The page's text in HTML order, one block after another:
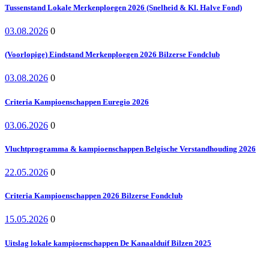
Tussenstand Lokale Merkenploegen 2026 (Snelheid & Kl. Halve Fond)
03.08.2026 0
(Voorlopige) Eindstand Merkenploegen 2026 Bilzerse Fondclub
03.08.2026 0
Criteria Kampioenschappen Euregio 2026
03.06.2026 0
Vluchtprogramma & kampioenschappen Belgische Verstandhouding 2026
22.05.2026 0
Criteria Kampioenschappen 2026 Bilzerse Fondclub
15.05.2026 0
Uitslag lokale kampioenschappen De Kanaalduif Bilzen 2025